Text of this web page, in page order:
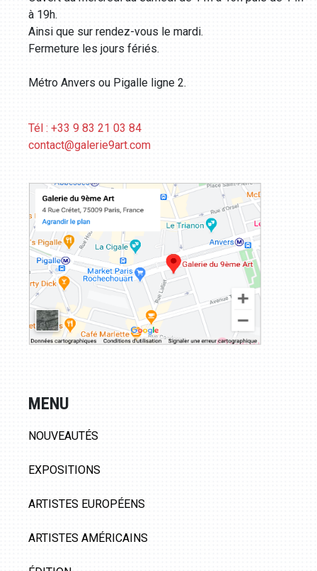
à 19h.
Ainsi que sur rendez-vous le mardi.
Fermeture les jours fériés.
Métro Anvers ou Pigalle ligne 2.
Tél : +33 9 83 21 03 84
contact@galerie9art.com
MENU
NOUVEAUTÉS
EXPOSITIONS
ARTISTES EUROPÉENS
ARTISTES AMÉRICAINS